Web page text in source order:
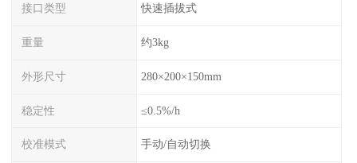
接口类型 快速插拔式
重量 约3kg
外形尺寸 280×200×150mm
稳定性 ≤0.5%/h
校准模式 手动/自动切换